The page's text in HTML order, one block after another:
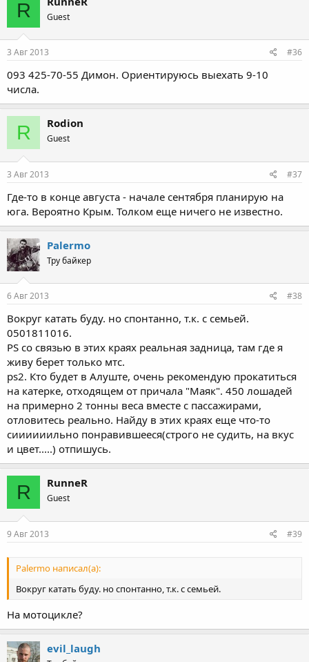
R Guest
3 Авг 2013 #36
093 425-70-55 Димон. Ориентируюсь выехать 9-10
числа.
R Rodion
Guest
3 Авг 2013 #37
Где-то в конце августа - начале сентября планирую на
юга. Вероятно Крым. Толком еще ничего не известно.
Palermo
Тру байкер
6 Авг 2013 #38
Вокруг катать буду. но спонтанно, т.к. с семьей.
0501811016.
PS со связью в этих краях реальная задница, там где я
живу берет только мтс.
ps2. Кто будет в Алуште, очень рекомендую прокатиться
на катерке, отходящем от причала "Маяк". 450 лошадей
на примерно 2 тонны веса вместе с пассажирами,
отловитесь реально. Найду в этих краях еще что-то
сиииииильно понравившееся(строго не судить, на вкус
и цвет.....) отпишусь.
R RunneR
Guest
9 Авг 2013 #39
Palermo написал(а):
Вокруг катать буду. но спонтанно, т.к. с семьей.
На мотоцикле?
evil_laugh